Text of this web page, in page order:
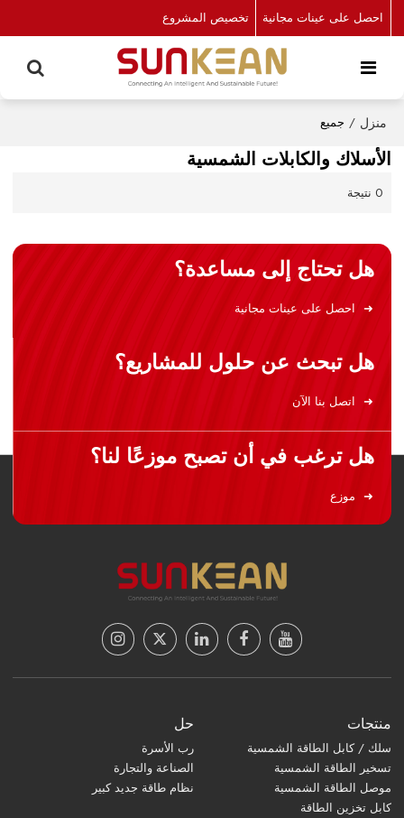
احصل على عينات مجانية تخصيص المشروع
منزل / جميع
الأسلاك والكابلات الشمسية
0 نتيجة
هل تحتاج إلى مساعدة؟
احصل على عينات مجانية
هل تبحث عن حلول للمشاريع؟
اتصل بنا الآن
هل ترغب في أن تصبح موزعًا لنا؟
موزع
منتجات
سلك / كابل الطاقة الشمسية
تسخير الطاقة الشمسية
موصل الطاقة الشمسية
كابل تخزين الطاقة
حل
رب الأسرة
الصناعة والتجارة
نظام طاقة جديد كبير